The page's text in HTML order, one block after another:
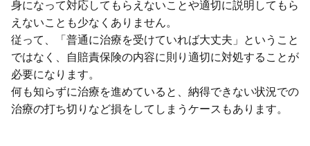
⾝になって対応してもらえないことや適切に説明してもら
えないことも少なくありません。
従って、「普通に治療を受けていれば⼤丈夫」ということ
ではなく、⾃賠責保険の内容に則り適切に対処することが
必要になります。
何も知らずに治療を進めていると、納得できない状況での
治療の打ち切りなど損をしてしまうケースもあります。